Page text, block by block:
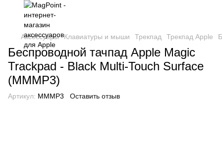
Аксессуары Клавиатуры и мыши Трекпад Трекпад Apple
Беспроводной тачпад Apple Magic
Trackpad - Black Multi-Touch Surface
(MMMP3)
Артикул: MMMP3 Оставить отзыв